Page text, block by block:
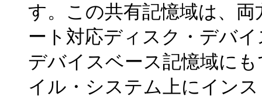
す。この共有記憶域は、
ート対応ディスク・デバ
デバイスベース記憶域に
イル・システム上にイン